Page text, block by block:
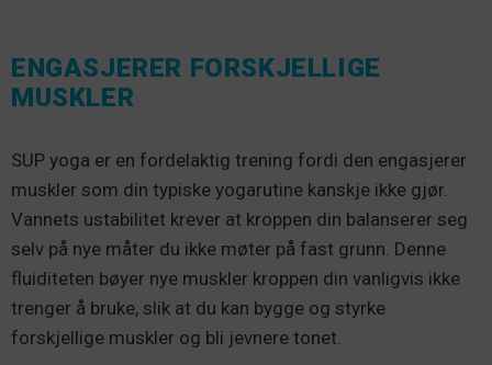
ENGASJERER FORSKJELLIGE
MUSKLER
SUP yoga er en fordelaktig trening fordi den engasjerer
muskler som din typiske yogarutine kanskje ikke gjør.
Vannets ustabilitet krever at kroppen din balanserer seg
selv på nye måter du ikke møter på fast grunn. Denne
fluiditeten bøyer nye muskler kroppen din vanligvis ikke
trenger å bruke, slik at du kan bygge og styrke
forskjellige muskler og bli jevnere tonet.